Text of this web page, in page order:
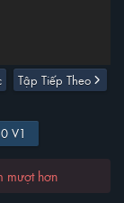
Tập Tiếp Theo
V1
mượt hơn